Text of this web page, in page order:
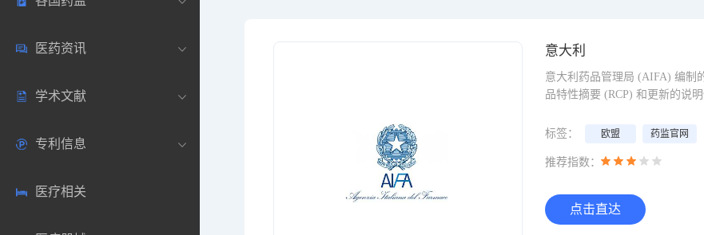
邮箱登录
药典网站
药品说明书
药物临床
生物数据库
药品市场信息
中国
美国
欧洲
日本
医药资讯
医药新闻
医药论坛
药研咨询
学术文献
学术搜索
SciHub文献
专利信息
各国专利局官方查询
医疗相关
意大利
意大利药品管理局 (AIFA) 编制
品特性摘要 (RCP) 和更新的说
标签： 欧盟 药监官网
推荐指数：
点击直达